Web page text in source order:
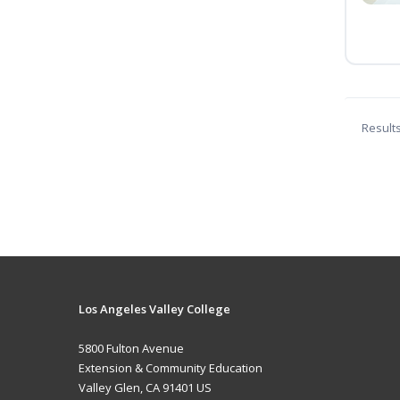
Los Angeles Valley College
5800 Fulton Avenue
Extension & Community Education
Valley Glen, CA 91401 US